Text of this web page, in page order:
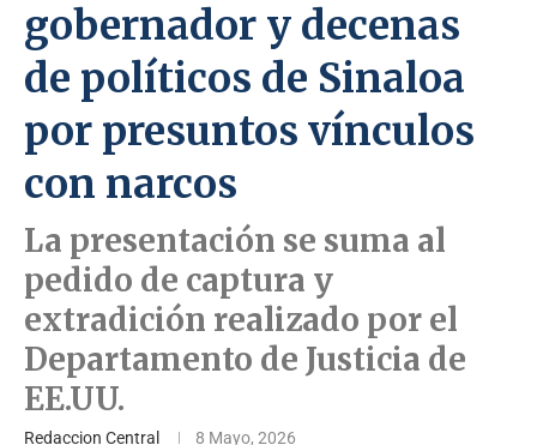
gobernador y decenas
de políticos de Sinaloa
por presuntos vínculos
con narcos
La presentación se suma al
pedido de captura y
extradición realizado por el
Departamento de Justicia de
EE.UU.
Redaccion Central 8 Mayo, 2026